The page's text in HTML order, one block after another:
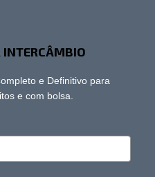
INTERCÂMBIO
e Definitivo para
e com bolsa.